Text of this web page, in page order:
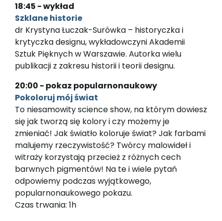
18:45 - wykład
Szklane historie
dr Krystyna Łuczak-Surówka – historyczka i
krytyczka designu, wykładowczyni Akademii
Sztuk Pięknych w Warszawie. Autorka wielu
publikacji z zakresu historii i teorii designu.
20:00 - pokaz popularnonaukowy
Pokoloruj mój świat
To niesamowity science show, na którym dowiesz
się jak tworzą się kolory i czy możemy je
zmieniać! Jak światło koloruje świat? Jak farbami
malujemy rzeczywistość? Twórcy malowideł i
witraży korzystają przecież z różnych cech
barwnych pigmentów! Na te i wiele pytań
odpowiemy podczas wyjątkowego,
popularnonaukowego pokazu.
Czas trwania: 1h